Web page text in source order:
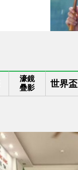
濠鏡
疊影
世界盃